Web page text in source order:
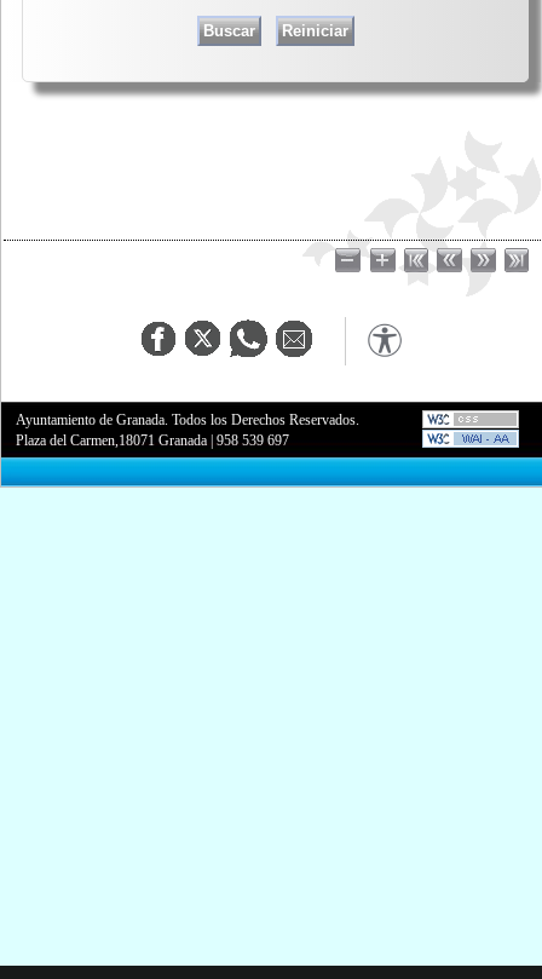
Ayuntamiento de Granada. Todos los Derechos Reservados.
Plaza del Carmen,18071 Granada |958 539 697